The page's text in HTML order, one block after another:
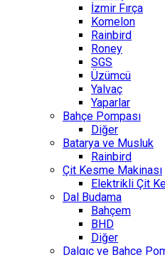
İzmir Fırça
Komelon
Rainbird
Roney
SGS
Üzümcü
Yalvaç
Yaparlar
Bahçe Pompası
Diğer
Batarya ve Musluk
Rainbird
Çit Kesme Makinası
Elektrikli Çit
Dal Budama
Bahçem
BHD
Diğer
Dalgıç ve Bahçe